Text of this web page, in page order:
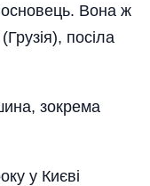
Вона ж
посіла
зокрема
у Києві